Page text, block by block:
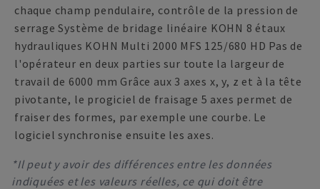
chaque champ pendulaire, contrôle de la pression de
serrage Système de bridage linéaire KOHN 8 étaux
hydrauliques KOHN Multi 2000 MFS 125/680 HD Pas de
l'opérateur en deux parties sur toute la largeur de
travail de 6000 mm Grâce aux 3 axes x, y, z et à la tête
pivotante, le progiciel de fraisage 5 axes permet de
fraiser des formes, par exemple une courbe. Le
logiciel synchronise ensuite les axes.
*Il peut y avoir des différences entre les données
indiquées et les valeurs réelles, ce qui doit être